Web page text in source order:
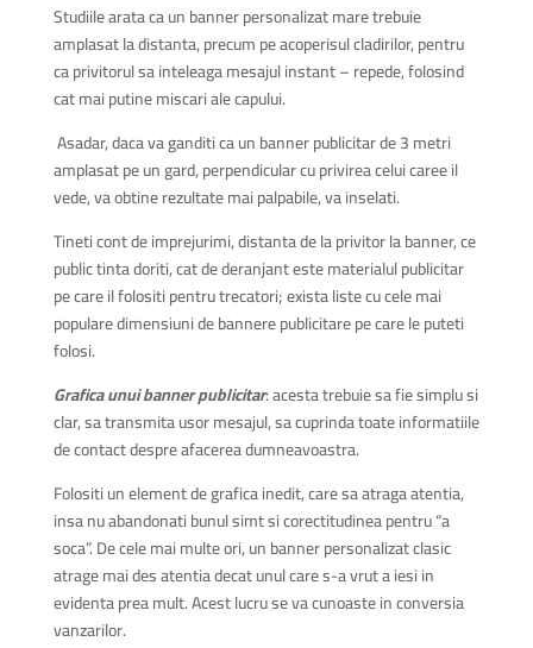
Studiile arata ca un banner personalizat mare trebuie
amplasat la distanta, precum pe acoperisul cladirilor, pentru
ca privitorul sa inteleaga mesajul instant – repede, folosind
cat mai putine miscari ale capului.
Asadar, daca va ganditi ca un banner publicitar de 3 metri
amplasat pe un gard, perpendicular cu privirea celui caree il
vede, va obtine rezultate mai palpabile, va inselati.
Tineti cont de imprejurimi, distanta de la privitor la banner, ce
public tinta doriti, cat de deranjant este materialul publicitar
pe care il folositi pentru trecatori; exista liste cu cele mai
populare dimensiuni de bannere publicitare pe care le puteti
folosi.
Grafica unui banner publicitar: acesta trebuie sa fie simplu si
clar, sa transmita usor mesajul, sa cuprinda toate informatiile
de contact despre afacerea dumneavoastra.
Folositi un element de grafica inedit, care sa atraga atentia,
insa nu abandonati bunul simt si corectitudinea pentru “a
soca”. De cele mai multe ori, un banner personalizat clasic
atrage mai des atentia decat unul care s-a vrut a iesi in
evidenta prea mult. Acest lucru se va cunoaste in conversia
vanzarilor.